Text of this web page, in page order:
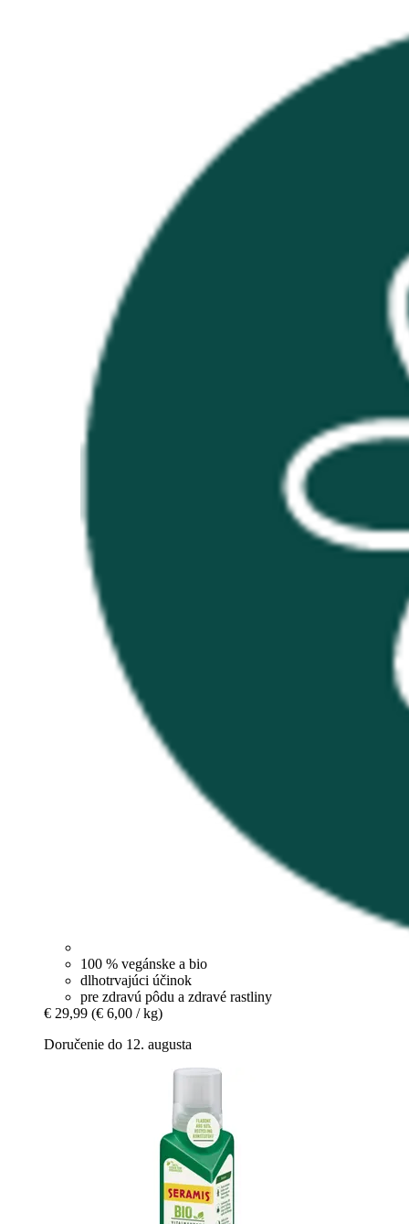
100 % vegánske a bio
dlhotrvajúci účinok
pre zdravú pôdu a zdravé rastliny
€ 29,99 (€ 6,00 / kg)
Doručenie do 12. augusta